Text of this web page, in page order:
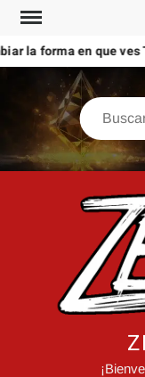
Saltar
contenido
la forma en que ves
Buscar